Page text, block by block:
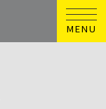
MENU